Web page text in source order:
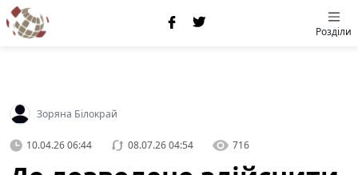
Розділи
Зоряна Білокрай
10.04.26 06:44 08.07.26 04:54 716